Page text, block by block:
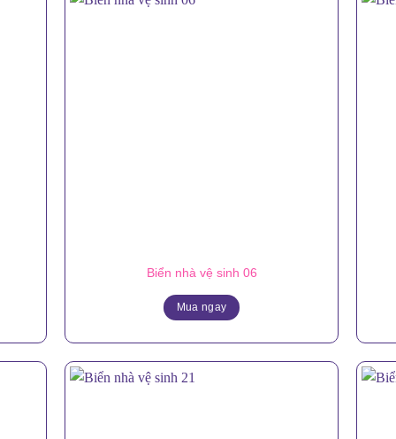
Biển nhà vệ sinh 06
Mua ngay